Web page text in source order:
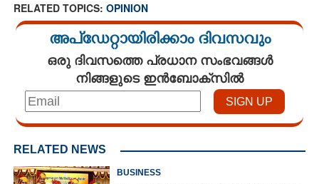
RELATED TOPICS: OPINION
അപ്ഡേറ്റായിരിക്കാം ദിവസവും
ഒരു ദിവസത്തെ പ്രധാന സംഭവങ്ങൾ
നിങ്ങളുടെ ഇൻബോക്സിൽ
RELATED NEWS
BUSINESS